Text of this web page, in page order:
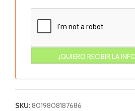
SKU:8019808187686